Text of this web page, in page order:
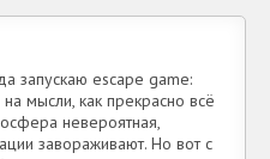
запускаю escape game:
мысли, как прекрасно всё
невероятная,
завораживают. Но вот с